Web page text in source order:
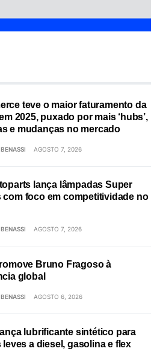
teve o maior faturamento da
2025, puxado por mais ‘hubs’,
e mudanças no mercado
AGOSTO 7, 2026
lança lâmpadas Super
com foco em competitividade no
AGOSTO 7, 2026
Bruno Fragoso à
global
AGOSTO 6, 2026
lubrificante sintético para
a diesel, gasolina e flex